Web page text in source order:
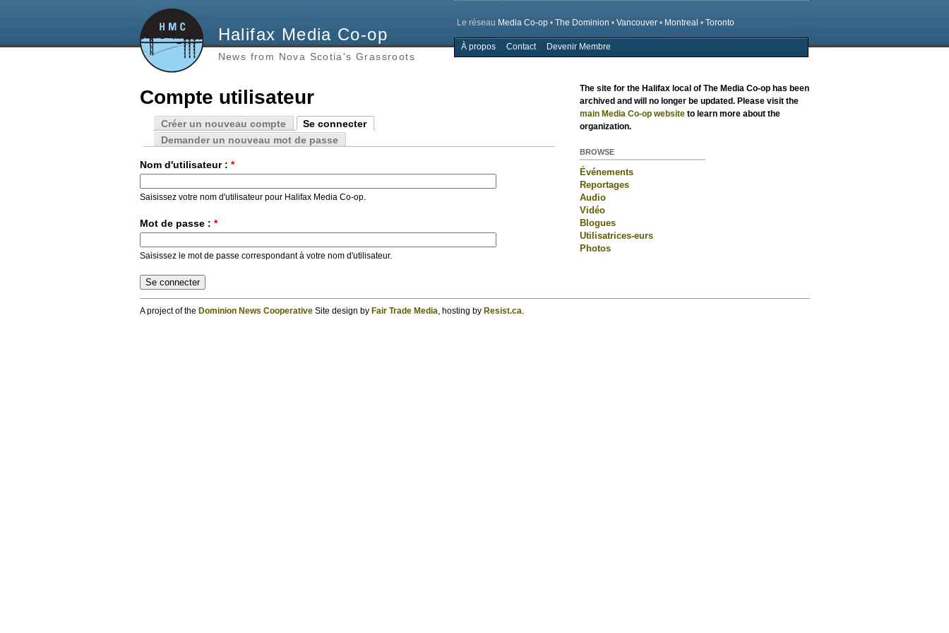
Halifax Media Co-op
News from Nova Scotia's Grassroots
Le réseau Media Co-op• The Dominion • Vancouver• Montreal • Toronto
Main menu
À propos Contact Devenir Membre
Compte utilisateur
Créer un nouveau compte
Se connecter
Demander un nouveau mot de passe
Nom d'utilisateur : *
Saisissez votre nom d'utilisateur pour Halifax Media Co-op.
Mot de passe : *
Saisissez le mot de passe correspondant à votre nom d'utilisateur.
The site for the Halifax local of The Media Co-op has been
archived and will no longer be updated. Please visit the
main Media Co-op websiteto learn more about the
organization.
BROWSE
Événements
Reportages
Audio
Vidéo
Blogues
Utilisatrices-eurs
Photos
A project of the Dominion News CooperativeSite design by Fair Trade Media, hosting by Resist.ca.